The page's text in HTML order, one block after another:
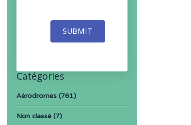
SUBMIT
Catégories
Aérodromes(761)
Non classé(7)